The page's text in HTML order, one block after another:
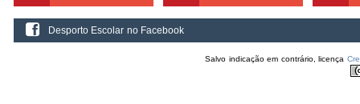
Desporto Escolar no Facebook
Salvo indicação em contrário, licença